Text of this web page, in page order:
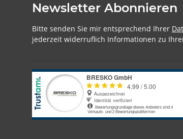
Newsletter Abonnieren
Bitte senden Sie mir entsprechend Ihrer
jederzeit widerruflich Informationen zu